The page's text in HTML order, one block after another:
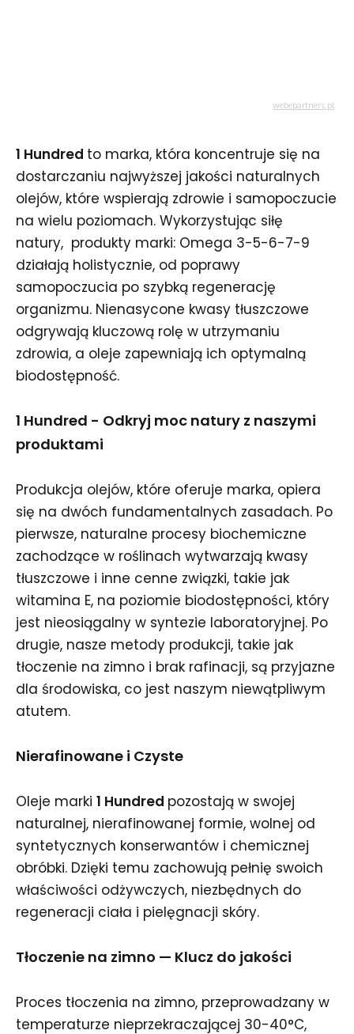
1 Hundred to marka, która koncentruje się na
dostarczaniu najwyższej jakości naturalnych
olejów, które wspierają zdrowie i samopoczucie
na wielu poziomach. Wykorzystując siłę
natury, produkty marki: Omega 3-5-6-7-9
działają holistycznie, od poprawy
samopoczucia po szybką regenerację
organizmu. Nienasycone kwasy tłuszczowe
odgrywają kluczową rolę w utrzymaniu
zdrowia, a oleje zapewniają ich optymalną
biodostępność.
1 Hundred - Odkryj moc natury z naszymi
produktami
Produkcja olejów, które oferuje marka, opiera
się na dwóch fundamentalnych zasadach. Po
pierwsze, naturalne procesy biochemiczne
zachodzące w roślinach wytwarzają kwasy
tłuszczowe i inne cenne związki, takie jak
witamina E, na poziomie biodostępności, który
jest nieosiągalny w syntezie laboratoryjnej. Po
drugie, nasze metody produkcji, takie jak
tłoczenie na zimno i brak rafinacji, są przyjazne
dla środowiska, co jest naszym niewątpliwym
atutem.
Nierafinowane i Czyste
Oleje marki 1 Hundred pozostają w swojej
naturalnej, nierafinowanej formie, wolnej od
syntetycznych konserwantów i chemicznej
obróbki. Dzięki temu zachowują pełnię swoich
właściwości odżywczych, niezbędnych do
regeneracji ciała i pielęgnacji skóry.
Tłoczenie na zimno — Klucz do jakości
Proces tłoczenia na zimno, przeprowadzany w
temperaturze nieprzekraczającej 30-40°C,